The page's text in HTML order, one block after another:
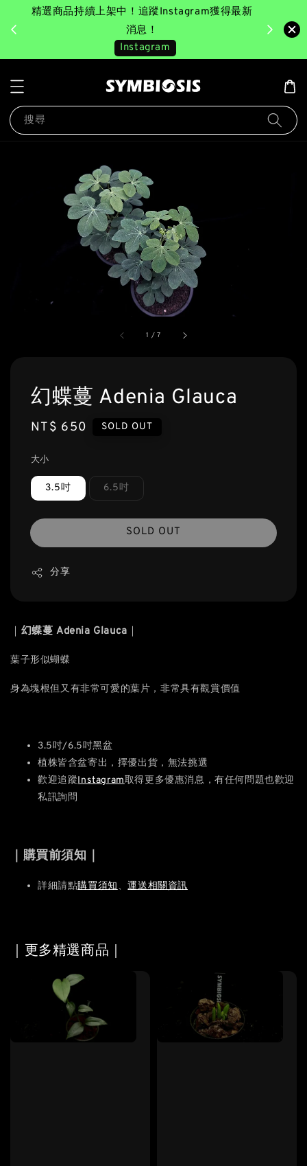
精選商品持續上架中！追蹤Instagram獲得最新
消息！
Instagram
搜尋
1 /7
幻蝶蔓 Adenia Glauca
Regular
NT$ 650 SOLD OUT
大小
3.5吋 6.5吋
SOLD OUT
分享
幻蝶蔓 Adenia Glauca
葉子形似蝴蝶
身為塊根但又有非常可愛的葉片，非常具有觀賞價值
3.5吋/6.5吋黑盆
植株皆含盆寄出，擇優出貨，無法挑選
歡迎追蹤Instagram取得更多優惠消息，有任何問題也歡迎
私訊詢問
｜購買前須知｜
詳細請點購買須知、運送相關資訊
｜更多精選商品｜